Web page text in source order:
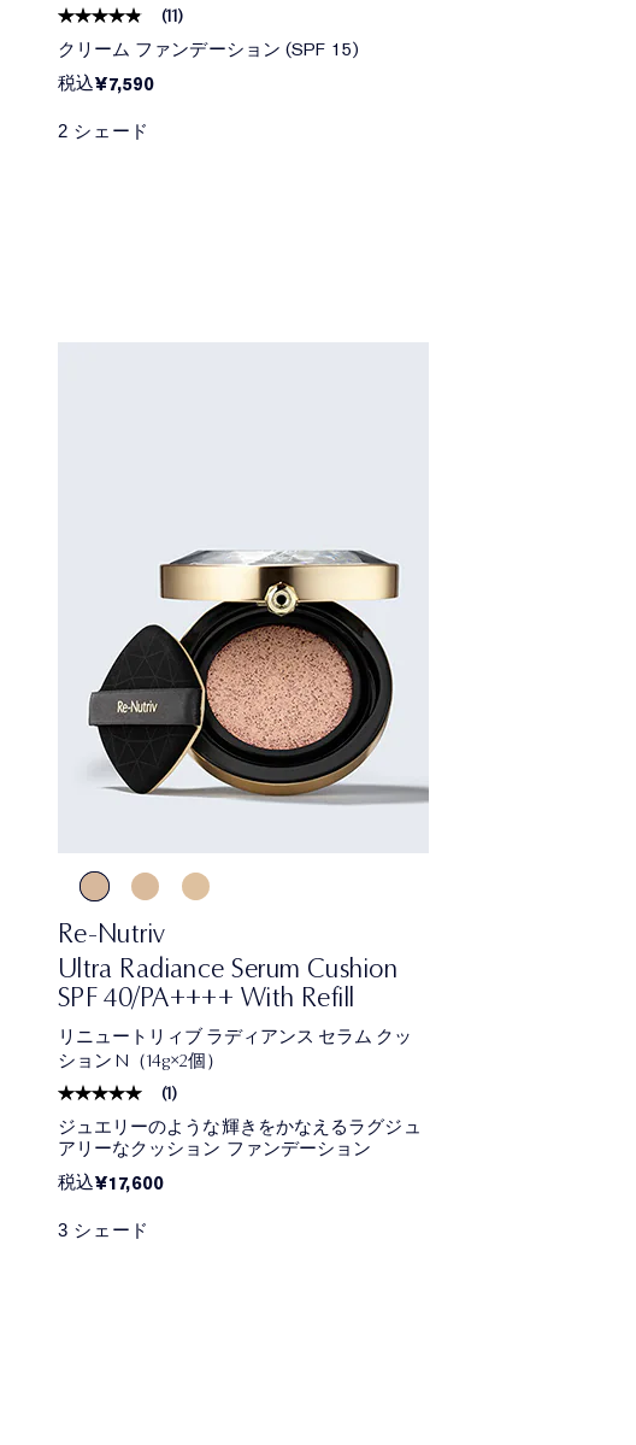
(11)
クリーム ファンデーション (SPF 15)
税込¥7,590
2 シェード
Re-Nutriv
Ultra Radiance Serum Cushion
SPF 40/PA++++ With Refill
リニュートリィブ ラディアンス セラム クッ
ション N（14g×2個）
(1)
ジュエリーのような輝きをかなえるラグジュ
アリーなクッション ファンデーション
税込¥17,600
3 シェード